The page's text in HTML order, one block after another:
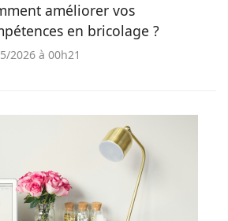
améliorer vos
en bricolage ?
2026 à 00h21